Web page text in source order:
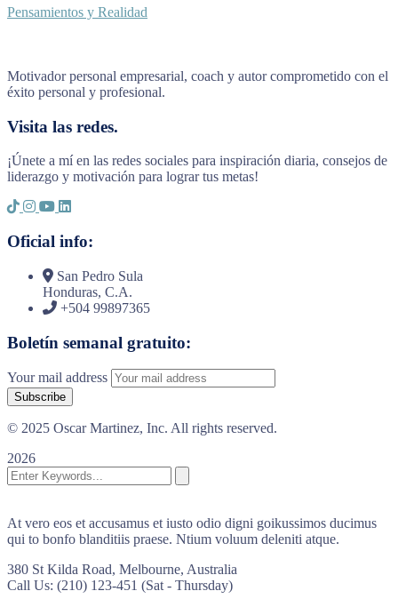
Pensamientos y Realidad
Motivador personal empresarial, coach y autor comprometido con el
éxito personal y profesional.
Visita las redes.
¡Únete a mí en las redes sociales para inspiración diaria, consejos de
liderazgo y motivación para lograr tus metas!
Oficial info:
San Pedro Sula
Honduras, C.A.
+504 99897365
Boletín semanal gratuito:
Your mail address
© 2025 Oscar Martinez, Inc. All rights reserved.
2026
At vero eos et accusamus et iusto odio digni goikussimos ducimus
qui to bonfo blanditiis praese. Ntium voluum deleniti atque.
380 St Kilda Road, Melbourne, Australia
Call Us: (210) 123-451 (Sat - Thursday)